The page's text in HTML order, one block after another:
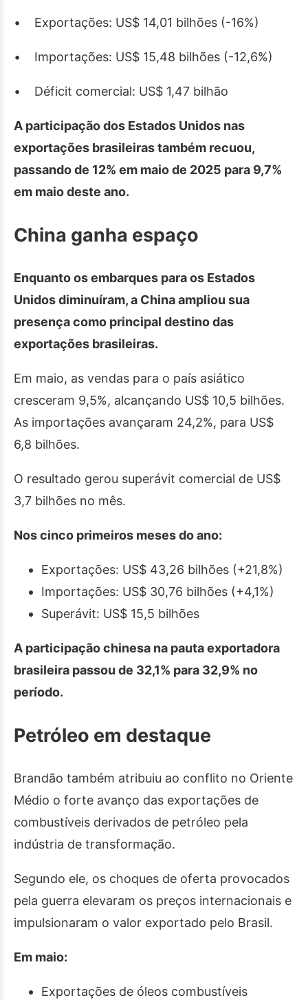
• Exportações: US$ 14,01 bilhões (-16%)
• Importações: US$ 15,48 bilhões (-12,6%)
• Déficit comercial: US$ 1,47 bilhão
A participação dos Estados Unidos nas
exportações brasileiras também recuou,
passando de 12% em maio de 2025 para 9,7%
em maio deste ano.
China ganha espaço
Enquanto os embarques para os Estados
Unidos diminuíram, a China ampliou sua
presença como principal destino das
exportações brasileiras.
Em maio, as vendas para o país asiático
cresceram 9,5%, alcançando US$ 10,5 bilhões.
As importações avançaram 24,2%, para US$
6,8 bilhões.
O resultado gerou superávit comercial de US$
3,7 bilhões no mês.
Nos cinco primeiros meses do ano:
Exportações: US$ 43,26 bilhões (+21,8%)
Importações: US$ 30,76 bilhões (+4,1%)
Superávit: US$ 15,5 bilhões
A participação chinesa na pauta exportadora
brasileira passou de 32,1% para 32,9% no
período.
Petróleo em destaque
Brandão também atribuiu ao conflito no Oriente
Médio o forte avanço das exportações de
combustíveis derivados de petróleo pela
indústria de transformação.
Segundo ele, os choques de oferta provocados
pela guerra elevaram os preços internacionais e
impulsionaram o valor exportado pelo Brasil.
Em maio:
Exportações de óleos combustíveis